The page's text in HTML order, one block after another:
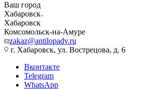
Ваш город
Хабаровск
Хабаровск
Комсомольск-на-Амуре
zakaz@antilopadv.ru
г. Хабаровск, ул. Вострецова, д. 6
Вконтакте
Telegram
WhatsApp